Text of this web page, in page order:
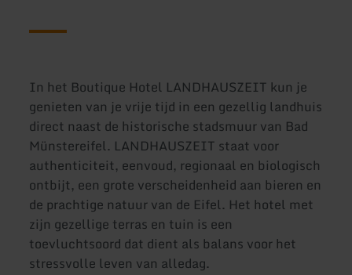
In het Boutique Hotel LANDHAUSZEIT kun je
genieten van je vrije tijd in een gezellig landhuis
direct naast de historische stadsmuur van Bad
Münstereifel. LANDHAUSZEIT staat voor
authenticiteit, eenvoud, regionaal en biologisch
ontbijt, een grote verscheidenheid aan bieren en
de prachtige natuur van de Eifel. Het hotel met
zijn gezellige terras en tuin is een
toevluchtsoord dat dient als balans voor het
stressvolle leven van alledag.